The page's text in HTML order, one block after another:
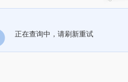
正在查询中，请刷新重试